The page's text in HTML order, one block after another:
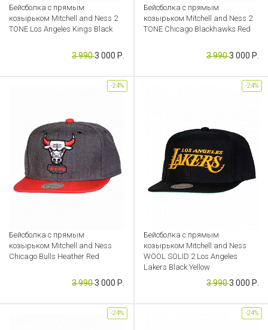
Бейсболка с прямым
козырьком Mitchell and Ness 2
TONE Los Angeles Kings Black
Артикул: CB000049166
3 9903 000 Р.
Бейсболка с прямым
козырьком Mitchell and Ness 2
TONE Chicago Blackhawks Red
Артикул: CB000049165
3 9903 000 Р.
Бейсболка с прямым
козырьком Mitchell and Ness
Chicago Bulls Heather Red
Артикул: CB000049210
3 9903 000 Р.
-24%
Бейсболка с прямым
козырьком Mitchell and Ness
WOOL SOLID 2 Los Angeles
Lakers Black Yellow
Артикул: CB000049154
3 9903 000 Р.
-24%
-24% -24%